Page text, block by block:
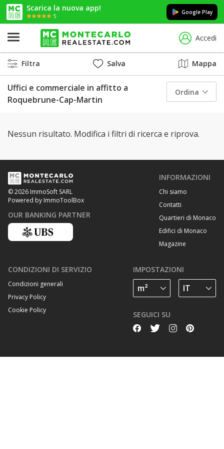
Scarica la nuova app!
5
Google Play
Accedi
Filtra Salva Mappa
Uffici e commerciale in affitto a
Roquebrune-Cap-Martin
Ordina
Nessun risultato. Modifica i filtri di ricerca e riprova.
© 2026 ImmoSoft SARL
Powered by ImmoToolBox
OUR BANKING PARTNER
INFORMAZIONI
Chi siamo
Contatti
Quartieri di Monaco
Edifici di Monaco
Magazine
CONDIZIONI DI SERVIZIO
Condizioni generali
Privacy Policy
Cookie Policy
IMPOSTAZIONI
SEGUICI SU